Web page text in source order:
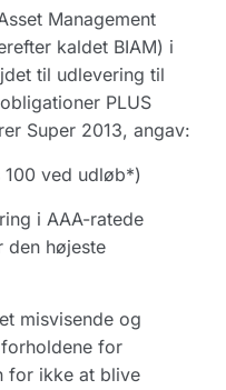
Management
kaldet BIAM) i
til udlevering til
PLUS
Super 2013, angav:
ved udløb*)
i AAA-ratede
den højeste
misvisende og
for
for ikke at blive